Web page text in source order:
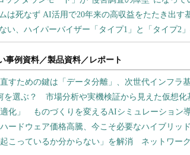
事例資料／製品資料／レポート
すための鍵は「データ分離」、次世代インフラ
を選ぶ？ 市場分析や実機検証から見えた仮想化
適化」 ものづくりを変えるAIシミュレーション
ードウェア価格高騰、今こそ必要なハイブリッ
起こっているか分からない」を解消 ネットワー